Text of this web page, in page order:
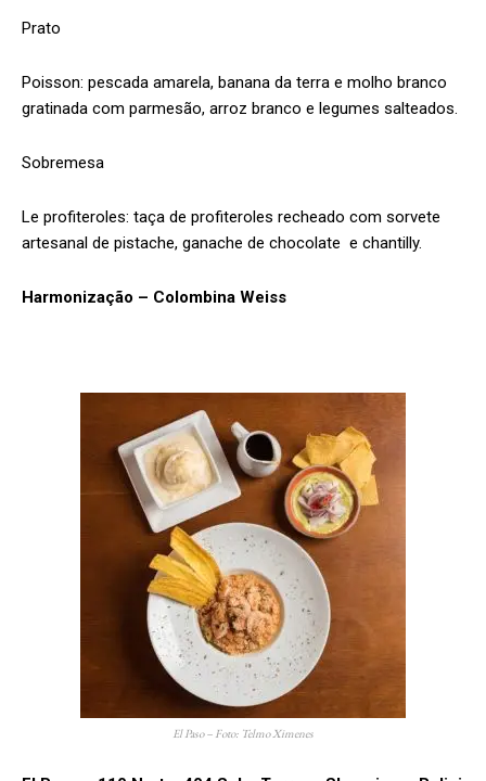
Prato
Poisson: pescada amarela, banana da terra e molho branco
gratinada com parmesão, arroz branco e legumes salteados.
Sobremesa
Le profiteroles: taça de profiteroles recheado com sorvete
artesanal de pistache, ganache de chocolate e chantilly.
Harmonização – Colombina Weiss
El Paso – Foto: Telmo Ximenes